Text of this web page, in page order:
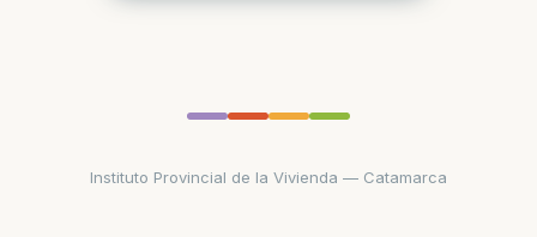
Instituto Provincial de la Vivienda — Catamarca